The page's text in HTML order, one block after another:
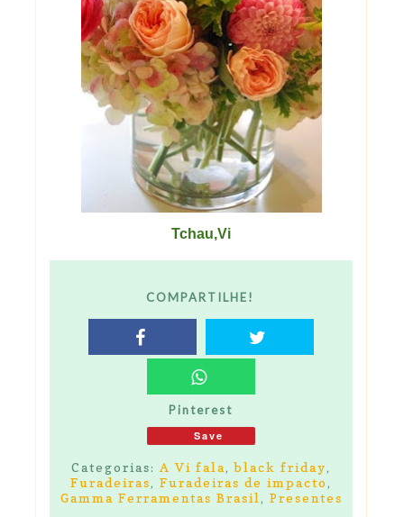
Tchau,Vi
COMPARTILHE!
Pinterest
Save
Categorias: A Vi fala,black friday,
Furadeiras, Furadeiras de impacto ,
Gamma Ferramentas Brasil , Presentes